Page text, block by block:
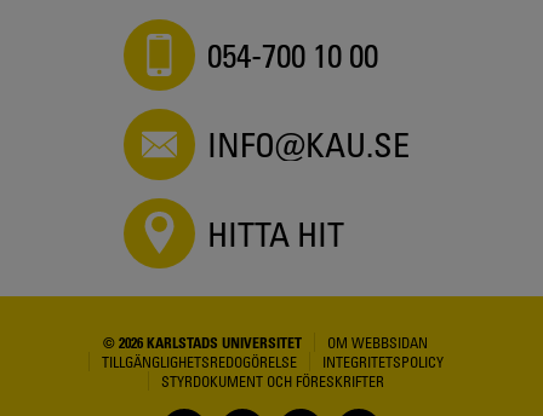
054-700 10 00
INFO@KAU.SE
HITTA HIT
© 2026 KARLSTADS UNIVERSITET
OM WEBBSIDAN
TILLGÄNGLIGHETSREDOGÖRELSE
INTEGRITETSPOLICY
STYRDOKUMENT OCH FÖRESKRIFTER